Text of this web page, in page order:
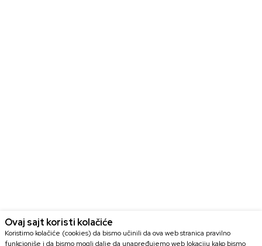
Ovaj sajt koristi kolačiće
Koristimo kolačiće (cookies) da bismo učinili da ova web stranica pravilno
funkcioniše i da bismo mogli dalje da unapređujemo web lokaciju kako bismo